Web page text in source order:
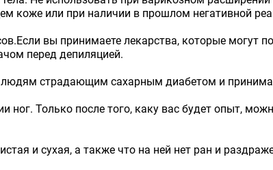
коже или при наличии в прошлом негативной
вы принимаете лекарства, которые могут
перед депиляцией.
страдающим сахарным диабетом и
ног. Только после того, каку вас будет опыт,
и сухая, а также что на ней нет ран и